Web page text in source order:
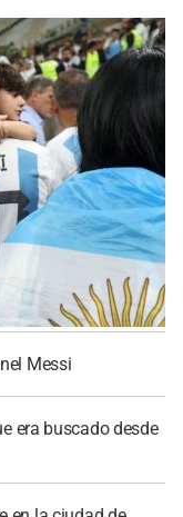
Messi
era buscado desde